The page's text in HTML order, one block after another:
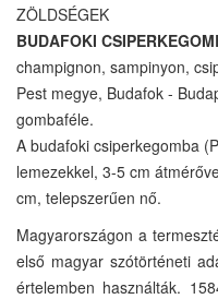
ZÖLDSÉGEK
BUDAFOKI
champignon, sampinyon,
Pest megye, Budafok -
gombaféle.
A budafoki csiperkegomba
lemezekkel, 3-5 cm
cm, telepszerűen nő.
Magyarországon a
első magyar szótörténeti
értelemben használták.